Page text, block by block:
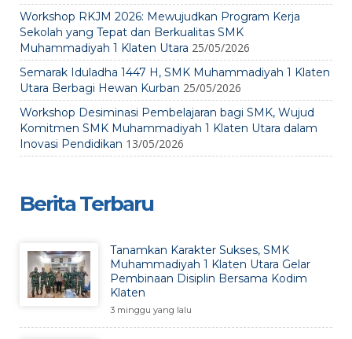
Workshop RKJM 2026: Mewujudkan Program Kerja
Sekolah yang Tepat dan Berkualitas SMK
Muhammadiyah 1 Klaten Utara 25/05/2026
Semarak Iduladha 1447 H, SMK Muhammadiyah 1 Klaten
Utara Berbagi Hewan Kurban 25/05/2026
Workshop Desiminasi Pembelajaran bagi SMK, Wujud
Komitmen SMK Muhammadiyah 1 Klaten Utara dalam
Inovasi Pendidikan 13/05/2026
Berita Terbaru
Tanamkan Karakter Sukses, SMK
Muhammadiyah 1 Klaten Utara Gelar
Pembinaan Disiplin Bersama Kodim
Klaten
3 minggu yang lalu